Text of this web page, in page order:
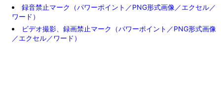
録音禁止マーク（パワーポイント／PNG形式画像／エクセル／
ワード）
ビデオ撮影、録画禁止マーク（パワーポイント／PNG形式画像
／エクセル／ワード）